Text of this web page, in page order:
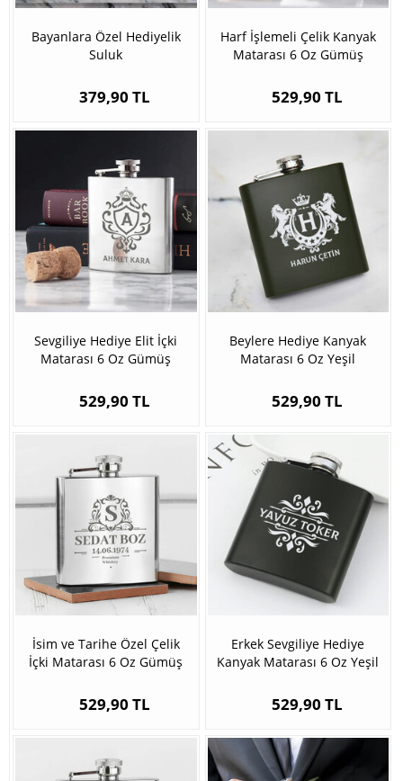
Bayanlara Özel Hediyelik
Suluk
379,90 TL
Harf İşlemeli Çelik Kanyak
Matarası 6 Oz Gümüş
529,90 TL
Sevgiliye Hediye Elit İçki
Matarası 6 Oz Gümüş
529,90 TL
Beylere Hediye Kanyak
Matarası 6 Oz Yeşil
529,90 TL
İsim ve Tarihe Özel Çelik
İçki Matarası 6 Oz Gümüş
529,90 TL
Erkek Sevgiliye Hediye
Kanyak Matarası 6 Oz Yeşil
529,90 TL